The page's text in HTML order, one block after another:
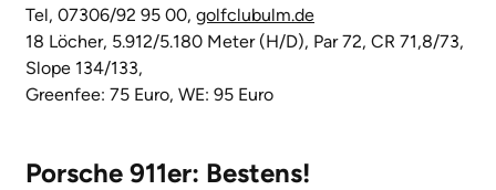
Tel, 07306/92 95 00, golfclubulm.de
18 Löcher, 5.912/5.180 Meter (H/D), Par 72, CR 71,8/73,
Slope 134/133,
Greenfee: 75 Euro, WE: 95 Euro
Porsche 911er: Bestens!